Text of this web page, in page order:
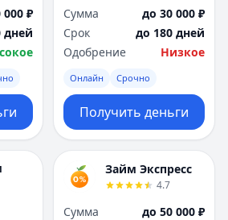
000 ₽
дней
Сумма
до 30 000 ₽
Срок
до 180 дней
Одобрение
Низкое
Онлайн Срочно
Получить деньги
Займ Экспресс
4.7
Сумма
до 50 000 ₽